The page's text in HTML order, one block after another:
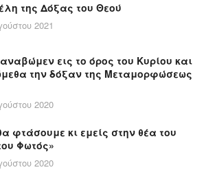
της Δόξας του Θεού
2021
εις το όρος του Κυρίου και
την δόξαν της Μεταμορφώσεως
2020
φτάσουμε κι εμείς στην θέα του
Φωτός»
2020